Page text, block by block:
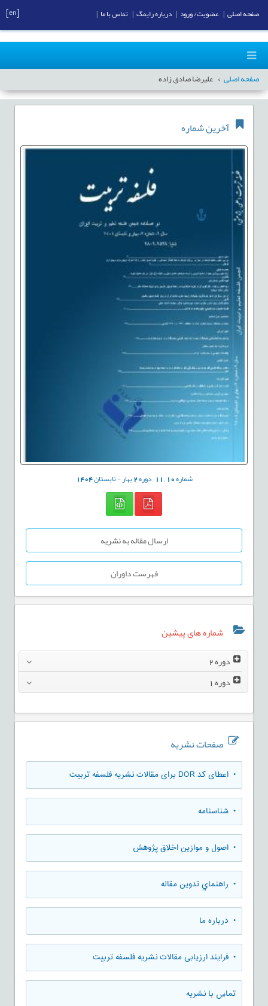
صفحه اصلی علیرضا صادق زاده
آخرین شماره
شماره10
,
11 دوره2بهار - تابستان1404
ارسال مقاله به نشریه
فهرست داوران
شماره های پیشین
دوره2
دوره1
صفحات نشریه
• اعطای کد DOR برای مقالات نشریه فلسفه تربیت
• شناسنامه
• اصول و موازین اخلاق پژوهش
• راهنماي تدوين مقاله
• درباره ما
• فرایند ارزیابی مقالات نشریه فلسفه تربیت
تماس با نشریه
صفحه اصلی عضویت/ ورود درباره رایمگ تماس با ما